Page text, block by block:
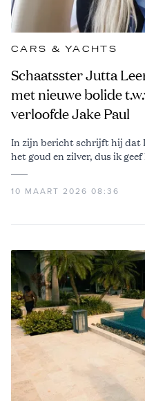
CARS & YACHTS
Schaatsster Jutta
met nieuwe bolide
verloofde Jake Paul
In zijn bericht schrijft hij dat
het goud en zilver, dus ik
10 MAART 2026 08:36